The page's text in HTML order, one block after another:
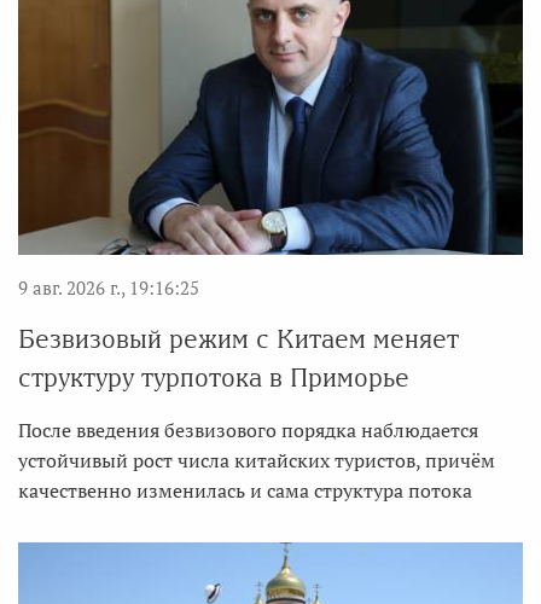
9 авг. 2026 г., 19:16:25
Безвизовый режим с Китаем меняет
структуру турпотока в Приморье
После введения безвизового порядка наблюдается
устойчивый рост числа китайских туристов, причём
качественно изменилась и сама структура потока